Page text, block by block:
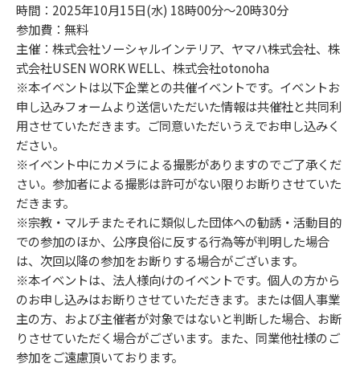
時間：2025年10月15日(水) 18時00分～20時30分
参加費：無料
主催：株式会社ソーシャルインテリア、ヤマハ株式会社、株
式会社USEN WORK WELL、株式会社otonoha
※本イベントは以下企業との共催イベントです。イベントお
申し込みフォームより送信いただいた情報は共催社と共同利
用させていただきます。ご同意いただいうえでお申し込みく
ださい。
※イベント中にカメラによる撮影がありますのでご了承くだ
さい。参加者による撮影は許可がない限りお断りさせていた
だきます。
※宗教・マルチまたそれに類似した団体への勧誘・活動目的
での参加のほか、公序良俗に反する行為等が判明した場合
は、次回以降の参加をお断りする場合がございます。
※本イベントは、法人様向けのイベントです。個人の方から
のお申し込みはお断りさせていただきます。または個人事業
主の方、および主催者が対象ではないと判断した場合、お断
りさせていただく場合がございます。また、同業他社様のご
参加をご遠慮頂いております。